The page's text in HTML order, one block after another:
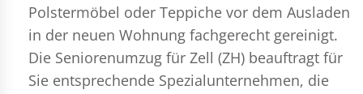
Polstermöbel oder Teppiche vor dem Ausladen
in der neuen Wohnung fachgerecht gereinigt.
Die Seniorenumzug für Zell (ZH) beauftragt für
Sie entsprechende Spezialunternehmen, die